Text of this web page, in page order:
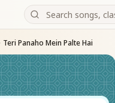
Teri Panaho Mein Palte Hai